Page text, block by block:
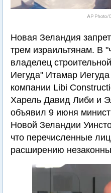
AP Photo/
Новая Зеландия
трем израильтянам. В
владелец
Иегуда" Итамар
компании Libi
Харель Давид Либи и
объявил 9 июня
Новой Зеландии
что перечисленные
расширению